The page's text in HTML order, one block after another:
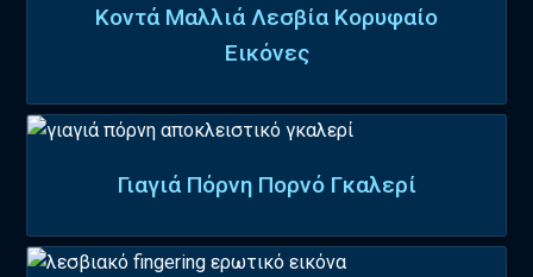
Κοντά Μαλλιά Λεσβία Κορυφαίο
Εικόνες
Γιαγιά Πόρνη Πορνό Γκαλερί